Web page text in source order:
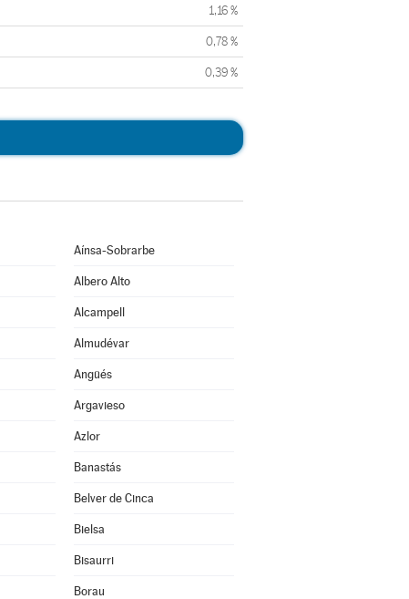
1,16 %
0,78 %
0,39 %
Aínsa-Sobrarbe
Albero Alto
Alcampell
Almudévar
Angüés
Argavieso
Azlor
Banastás
Belver de Cinca
Bielsa
Bisaurri
Borau